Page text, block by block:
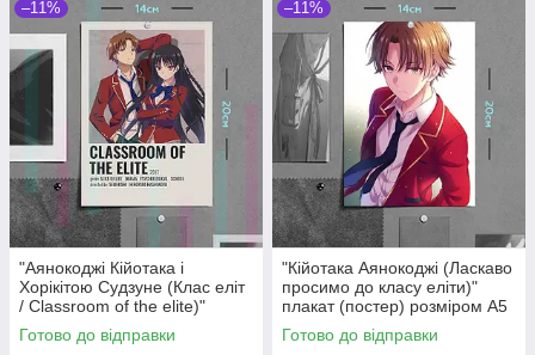
–11%
"Аянокоджі Кійотака і
Хорікітою Судзуне (Клас еліт
/ Classroom of the elite)"
плакат (постер) розміром А5
(14х20см)
Готово до відправки
–11%
"Кійотака Аянокоджі (Ласкаво
просимо до класу еліти)"
плакат (постер) розміром А5
(14х20см)
Готово до відправки